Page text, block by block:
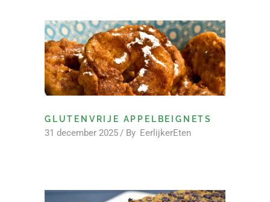
GLUTENVRIJE APPELBEIGNETS
31 december 2025 By EerlijkerEten